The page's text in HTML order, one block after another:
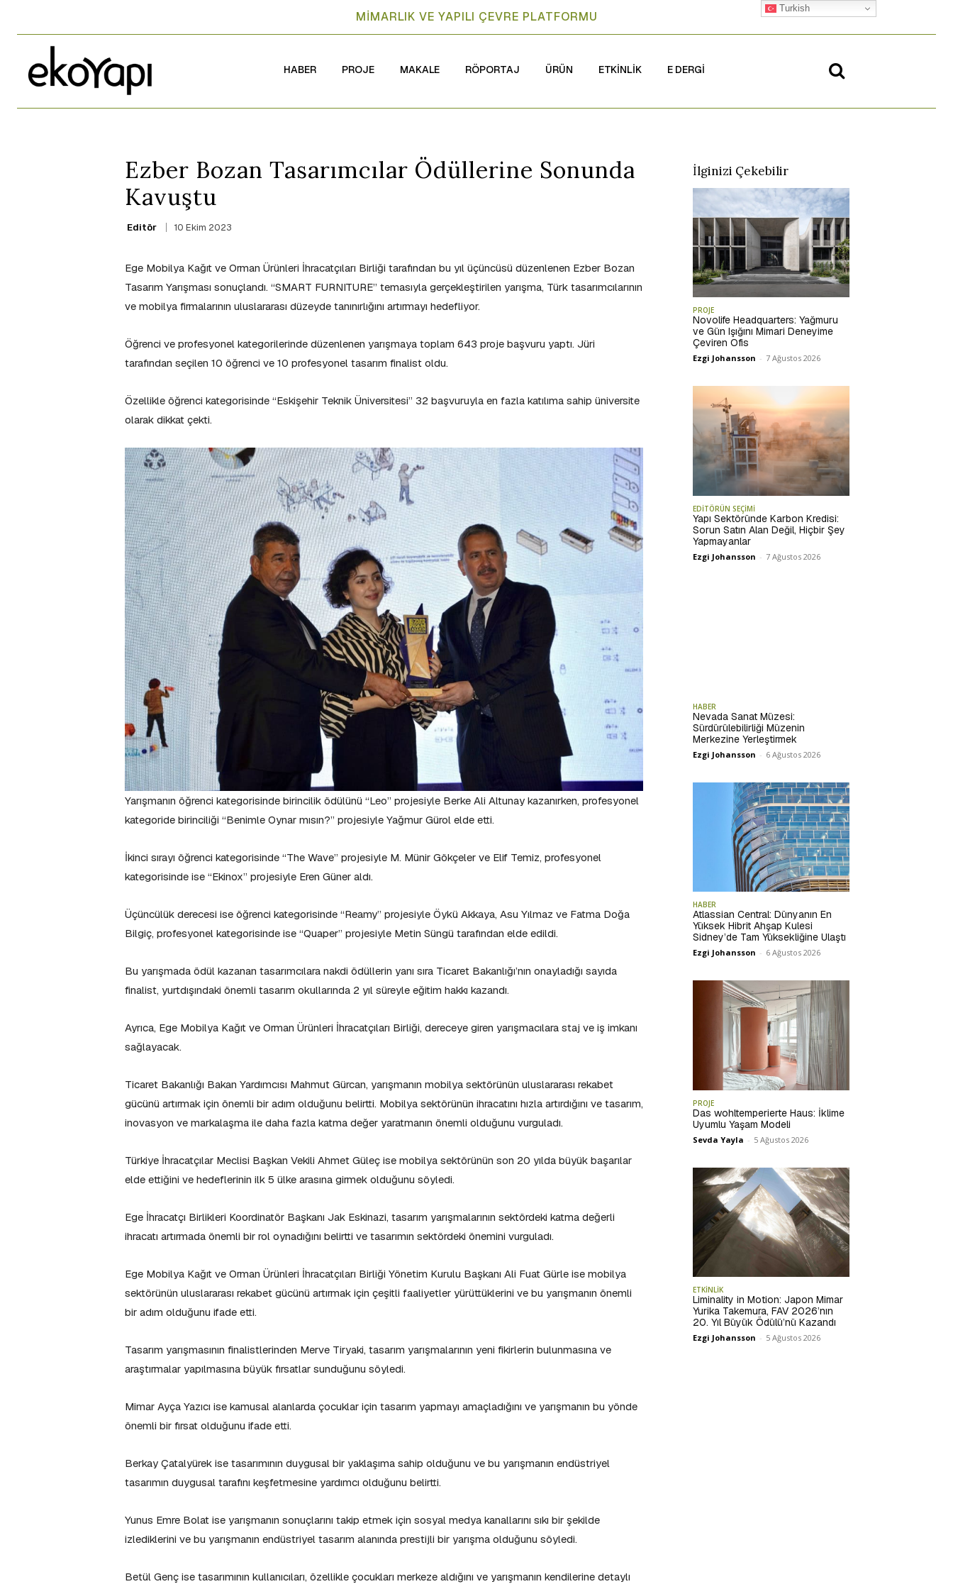
MİMARLIK VE YAPILI ÇEVRE PLATFORMU
HABER PROJE MAKALE RÖPORTAJ ÜRÜN ETKİNLİK E DERGİ
Ezber Bozan Tasarımcılar Ödüllerine Sonunda
Kavuştu
Editör 10 Ekim 2023
Ege Mobilya Kağıt ve Orman Ürünleri İhracatçıları Birliği tarafından bu yıl üçüncüsü düzenlenen Ezber Bozan
Tasarım Yarışması sonuçlandı. “SMART FURNITURE” temasıyla gerçekleştirilen yarışma, Türk tasarımcılarının
ve mobilya firmalarının uluslararası düzeyde tanınırlığını artırmayı hedefliyor.
Öğrenci ve profesyonel kategorilerinde düzenlenen yarışmaya toplam 643 proje başvuru yaptı. Jüri
tarafından seçilen 10 öğrenci ve 10 profesyonel tasarım finalist oldu.
Özellikle öğrenci kategorisinde “Eskişehir Teknik Üniversitesi” 32 başvuruyla en fazla katılıma sahip üniversite
olarak dikkat çekti.
Yarışmanın öğrenci kategorisinde birincilik ödülünü “Leo” projesiyle Berke Ali Altunay kazanırken, profesyonel
kategoride birinciliği “Benimle Oynar mısın?” projesiyle Yağmur Gürol elde etti.
İkinci sırayı öğrenci kategorisinde “The Wave” projesiyle M. Münir Gökçeler ve Elif Temiz, profesyonel
kategorisinde ise “Ekinox” projesiyle Eren Güner aldı.
Üçüncülük derecesi ise öğrenci kategorisinde “Reamy” projesiyle Öykü Akkaya, Asu Yılmaz ve Fatma Doğa
Bilgiç, profesyonel kategorisinde ise “Quaper” projesiyle Metin Süngü tarafından elde edildi.
Bu yarışmada ödül kazanan tasarımcılara nakdi ödüllerin yanı sıra Ticaret Bakanlığı’nın onayladığı sayıda
finalist, yurtdışındaki önemli tasarım okullarında 2 yıl süreyle eğitim hakkı kazandı.
Ayrıca, Ege Mobilya Kağıt ve Orman Ürünleri İhracatçıları Birliği, dereceye giren yarışmacılara staj ve iş imkanı
sağlayacak.
Ticaret Bakanlığı Bakan Yardımcısı Mahmut Gürcan, yarışmanın mobilya sektörünün uluslararası rekabet
gücünü artırmak için önemli bir adım olduğunu belirtti. Mobilya sektörünün ihracatını hızla artırdığını ve tasarım,
inovasyon ve markalaşma ile daha fazla katma değer yaratmanın önemli olduğunu vurguladı.
Türkiye İhracatçılar Meclisi Başkan Vekili Ahmet Güleç ise mobilya sektörünün son 20 yılda büyük başarılar
elde ettiğini ve hedeflerinin ilk 5 ülke arasına girmek olduğunu söyledi.
Ege İhracatçı Birlikleri Koordinatör Başkanı Jak Eskinazi, tasarım yarışmalarının sektördeki katma değerli
ihracatı artırmada önemli bir rol oynadığını belirtti ve tasarımın sektördeki önemini vurguladı.
Ege Mobilya Kağıt ve Orman Ürünleri İhracatçıları Birliği Yönetim Kurulu Başkanı Ali Fuat Gürle ise mobilya
sektörünün uluslararası rekabet gücünü artırmak için çeşitli faaliyetler yürüttüklerini ve bu yarışmanın önemli
bir adım olduğunu ifade etti.
Tasarım yarışmasının finalistlerinden Merve Tiryaki, tasarım yarışmalarının yeni fikirlerin bulunmasına ve
araştırmalar yapılmasına büyük fırsatlar sunduğunu söyledi.
Mimar Ayça Yazıcı ise kamusal alanlarda çocuklar için tasarım yapmayı amaçladığını ve yarışmanın bu yönde
önemli bir fırsat olduğunu ifade etti.
Berkay Çatalyürek ise tasarımının duygusal bir yaklaşıma sahip olduğunu ve bu yarışmanın endüstriyel
tasarımın duygusal tarafını keşfetmesine yardımcı olduğunu belirtti.
Yunus Emre Bolat ise yarışmanın sonuçlarını takip etmek için sosyal medya kanallarını sıkı bir şekilde
izlediklerini ve bu yarışmanın endüstriyel tasarım alanında prestijli bir yarışma olduğunu söyledi.
Betül Genç ise tasarımının kullanıcıları, özellikle çocukları merkeze aldığını ve yarışmanın kendilerine detaylı
İlginizi Çekebilir
PROJE
Novolife Headquarters: Yağmuru
ve Gün Işığını Mimari Deneyime
Çeviren Ofis
Ezgi Johansson - 7 Ağustos 2026
EDİTÖRÜN SEÇİMİ
Yapı Sektöründe Karbon Kredisi:
Sorun Satın Alan Değil, Hiçbir Şey
Yapmayanlar
Ezgi Johansson - 7 Ağustos 2026
HABER
Nevada Sanat Müzesi:
Sürdürülebilirliği Müzenin
Merkezine Yerleştirmek
Ezgi Johansson - 6 Ağustos 2026
HABER
Atlassian Central: Dünyanın En
Yüksek Hibrit Ahşap Kulesi
Sidney’de Tam Yüksekliğine Ulaştı
Ezgi Johansson - 6 Ağustos 2026
PROJE
Das wohltemperierte Haus: İklime
Uyumlu Yaşam Modeli
Sevda Yayla - 5 Ağustos 2026
ETKİNLİK
Liminality in Motion: Japon Mimar
Yurika Takemura, FAV 2026’nın
20. Yıl Büyük Ödülü’nü Kazandı
Ezgi Johansson - 5 Ağustos 2026
Turkish